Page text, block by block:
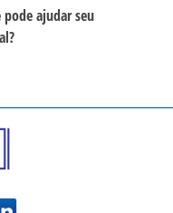
ajudar seu